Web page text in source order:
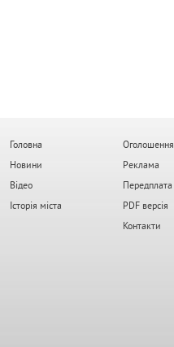
Головна
Новини
Відео
Історія міста
Оголошення
Реклама
Передплата
PDF версія
Контакти